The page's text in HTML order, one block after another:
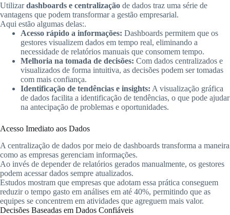
Utilizardashboards e centralização de dados traz uma série de
vantagens que podem transformar a gestão empresarial.
Aqui estão algumas delas:.
Acesso rápido a informações: Dashboards permitem que os
gestores visualizem dados em tempo real, eliminando a
necessidade de relatórios manuais que consomem tempo.
Melhoria na tomada de decisões: Com dados centralizados e
visualizados de forma intuitiva, as decisões podem ser tomadas
com mais confiança.
Identificação de tendências e insights: A visualização gráfica
de dados facilita a identificação de tendências, o que pode ajudar
na antecipação de problemas e oportunidades.
Acesso Imediato aos Dados
A centralização de dados por meio de dashboards transforma a maneira
como as empresas gerenciam informações.
Ao invés de depender de relatórios gerados manualmente, os gestores
podem acessar dados sempre atualizados.
Estudos mostram que empresas que adotam essa prática conseguem
reduzir o tempo gasto em análises em até 40%, permitindo que as
equipes se concentrem em atividades que agreguem mais valor.
Decisões Baseadas em Dados Confiáveis